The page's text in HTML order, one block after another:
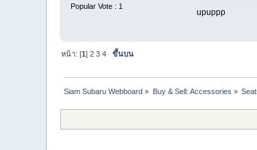
Popular Vote : 1
upuppp
หน้า: [1]2 3 4
ขึ้นบน
Siam Subaru Webboard » Buy & Sell: Accessories »